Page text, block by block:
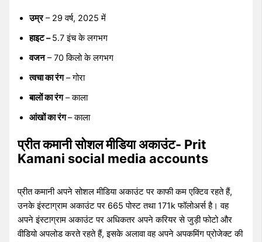
उम्र– 29 वर्ष, 2025 में
हाइट –5.7 इंच के लगभग
वजन– 70 किलो के लगभग
त्वचा का रंग– गोरा
बालों का रंग– काला
आंखों का रंग– काला
प्रीत कमानी सोशल मीडिया अकाउंट- Prit
Kamani social media accounts
प्रीत कमानी अपने सोशल मीडिया अकाउंट पर काफी कम एक्टिव रहते हैं,
उनके इंस्टाग्राम अकाउंट पर 665 पोस्ट तथा 171k फॉलोअर्स है। वह
अपने इंस्टाग्राम अकाउंट पर अधिकतर अपने करियर से जुड़ी फोटो और
वीडियो अपलोड करते रहते हैं, इसके अलावा वह अपने अपकमिंग प्रोजेक्ट की